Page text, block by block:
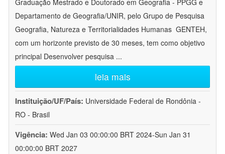
Graduação Mestrado e Doutorado em Geografia - PPGG e
Departamento de Geografia/UNIR, pelo Grupo de Pesquisa
Geografia, Natureza e Territorialidades Humanas  GENTEH,
com um horizonte previsto de 30 meses, tem como objetivo
principal Desenvolver pesquisa ...
leia mais
Instituição/UF/País: Universidade Federal de Rondônia -
RO - Brasil
Vigência: Wed Jan 03 00:00:00 BRT 2024-Sun Jan 31
00:00:00 BRT 2027